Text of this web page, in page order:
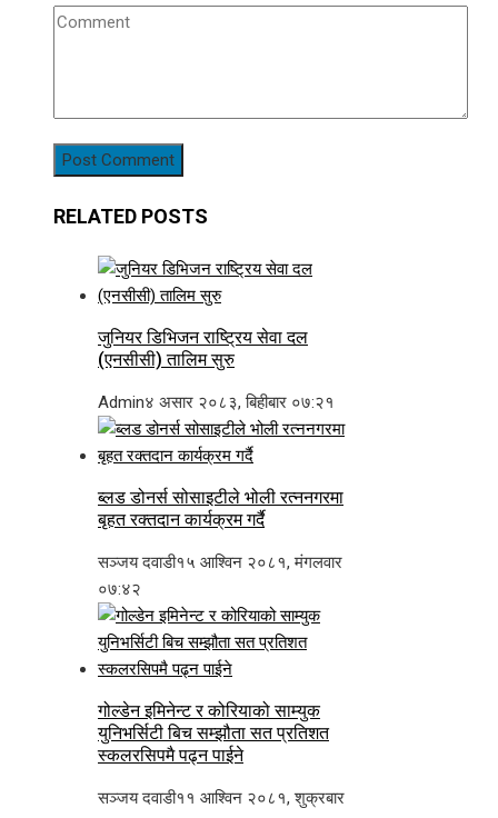
RELATED POSTS
जुनियर डिभिजन राष्ट्रिय सेवा दल
(एनसीसी) तालिम सुरु
Admin४ असार २०८३, बिहीबार ०७:२१
ब्लड डोनर्स सोसाइटीले भोली रत्ननगरमा
बृहत रक्तदान कार्यक्रम गर्दै
सञ्जय दवाडी१५ आश्विन २०८१, मंगलवार
०७:४२
गोल्डेन इमिनेन्ट र कोरियाको साम्युक
युनिभर्सिटी बिच सम्झौता सत प्रतिशत
स्कलरसिपमै पढ्न पाईने
सञ्जय दवाडी११ आश्विन २०८१, शुक्रबार